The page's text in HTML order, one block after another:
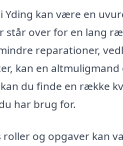
Yding kan være en
står over for en lang
reparationer,
kan en
du finde en række
har brug for.
og opgaver kan